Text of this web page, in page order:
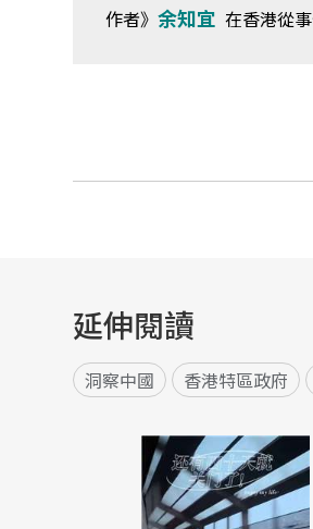
作者》余知宜 在香港從
延伸閱讀
洞察中國 香港特區政府